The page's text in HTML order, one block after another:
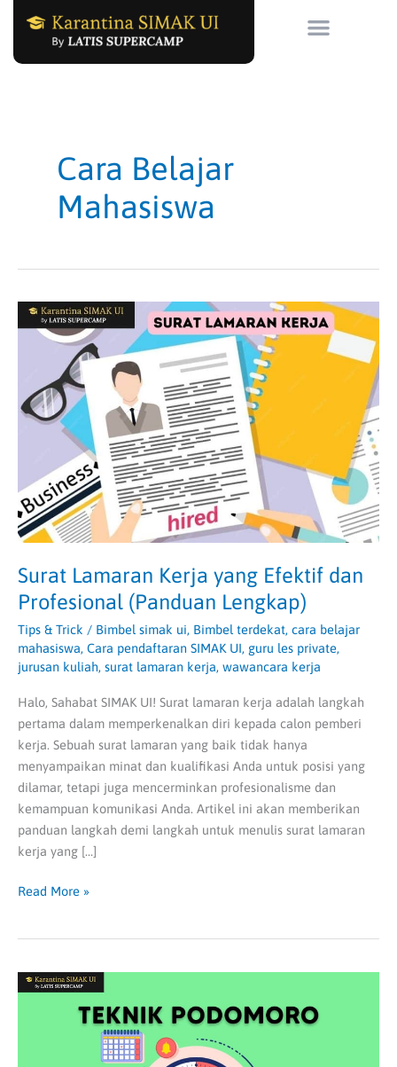
Cara Belajar
Mahasiswa
Surat Lamaran Kerja yang Efektif dan
Profesional (Panduan Lengkap)
Tips & Trick / Bimbel simak ui, Bimbel terdekat, cara belajar
mahasiswa, Cara pendaftaran SIMAK UI, guru les private,
jurusan kuliah, surat lamaran kerja, wawancara kerja
Halo, Sahabat SIMAK UI! Surat lamaran kerja adalah langkah
pertama dalam memperkenalkan diri kepada calon pemberi
kerja. Sebuah surat lamaran yang baik tidak hanya
menyampaikan minat dan kualifikasi Anda untuk posisi yang
dilamar, tetapi juga mencerminkan profesionalisme dan
kemampuan komunikasi Anda. Artikel ini akan memberikan
panduan langkah demi langkah untuk menulis surat lamaran
kerja yang […]
Surat
Lamaran
Efektif
dan
Profesional
(Panduan
Lengkap)
Read More »
Simak